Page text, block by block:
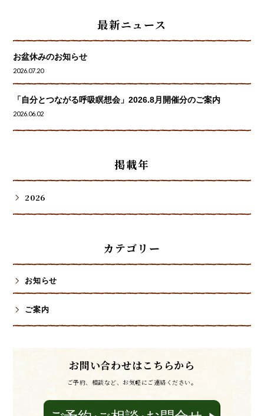
最新ニュース
お盆休みのお知らせ
2026.07.20
「自分とつながる呼吸瞑想会」2026.8月開催分のご案内
2026.06.02
掲載年
2026
カテゴリー
お知らせ
ご案内
お問い合わせはこちらから
ご予約、相談など、お気軽にご連絡ください。